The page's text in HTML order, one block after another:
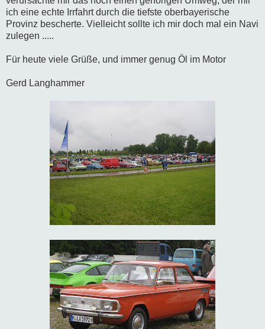
ich eine echte Irrfahrt durch die tiefste oberbayerische
Provinz bescherte. Vielleicht sollte ich mir doch mal ein Navi
zulegen .....
Für heute viele Grüße, und immer genug Öl im Motor
Gerd Langhammer